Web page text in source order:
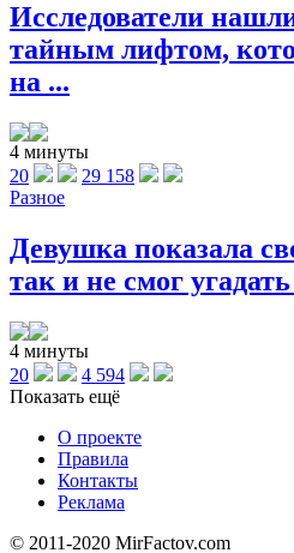
Исследователи
тайным лифтом,
на ...
4 минуты
20
29 158
Разное
Девушка показала
так и не смог
4 минуты
20
4 594
Показать ещё
О проекте
Правила
Контакты
Реклама
© 2011-2020 MirFactov.com